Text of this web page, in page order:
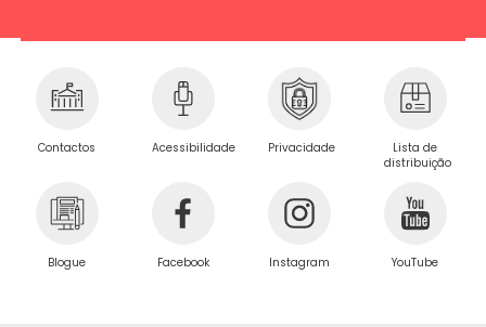
Contactos Acessibilidade Privacidade
Lista de
distribuição
Blogue Facebook Instagram YouTube